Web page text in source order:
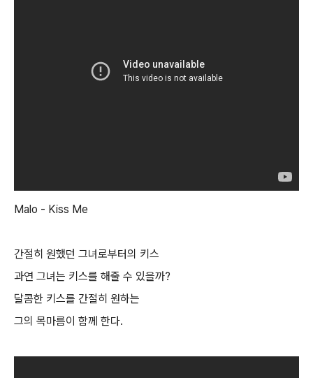
Malo - Kiss Me
간절히 원했던 그녀로부터의 키스
과연 그녀는 키스를 해줄 수 있을까?
달콤한 키스를 간절히 원하는
그의 목마름이 함께 한다.